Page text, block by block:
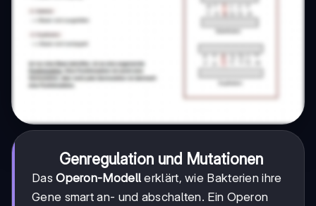
Genregulation und Mutationen
DasOperon-Modell erklärt, wie Bakterien ihre
Gene smart an- und abschalten. Ein Operon